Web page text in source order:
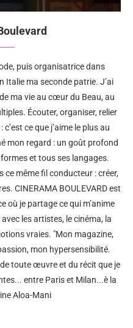
puis organisatrice dans
Italie ma seconde patrie. J’ai
ma vie au cœur du Beau, au
Écouter, organiser, relier
ce que j’aime le plus au
mon regard : un goût profond
et tous ses langages.
ce même fil conducteur : créer,
CINERAMA BOULEVARD est
où je partage ce qui m’anime
les artistes, le cinéma, la
vraies. "Mon magazine,
mon hypersensibilité.
toute œuvre et du récit que je
entre Paris et Milan...è la
Aloa-Mani